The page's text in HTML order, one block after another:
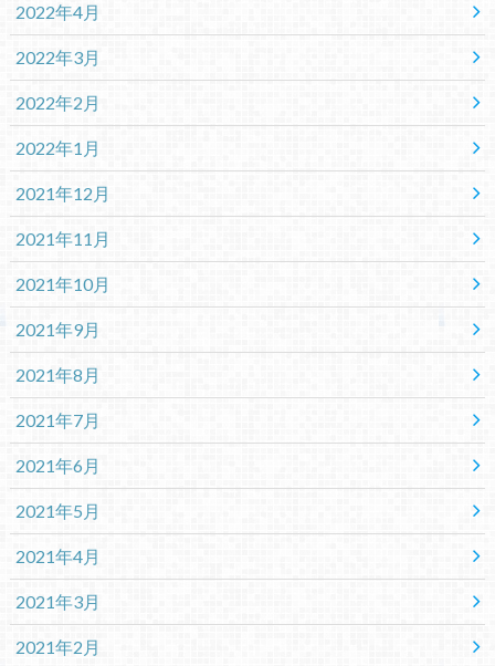
2022年4月
2022年3月
2022年2月
2022年1月
2021年12月
2021年11月
2021年10月
2021年9月
2021年8月
2021年7月
2021年6月
2021年5月
2021年4月
2021年3月
2021年2月